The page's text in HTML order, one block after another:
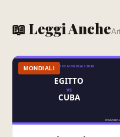
📖 Leggi Anche
MONDIALI